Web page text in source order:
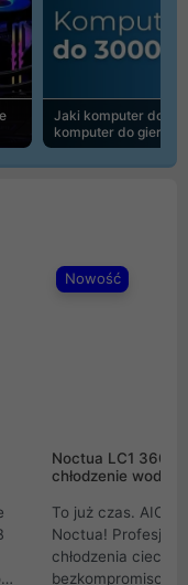
Jaki komputer do
komputer do gier |
Nowość
Noctua LC1
chłodzenie wodne
To już czas. AIO
Noctua!
chłodzenia cieczą